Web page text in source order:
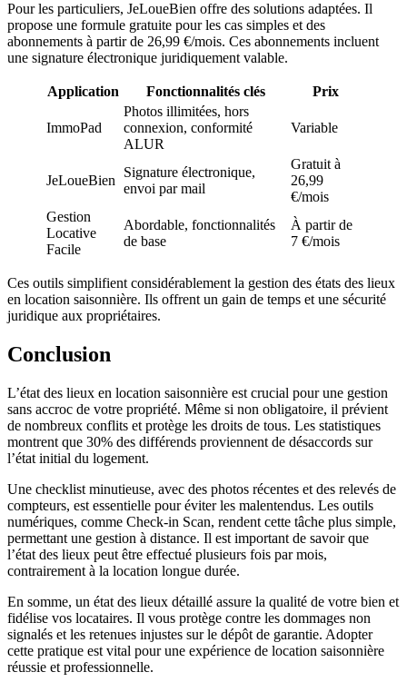
Pour les particuliers, JeLoueBien offre des solutions adaptées. Il
propose une formule gratuite pour les cas simples et des
abonnements à partir de 26,99 €/mois. Ces abonnements incluent
une signature électronique juridiquement valable.
Application Fonctionnalités clés Prix
ImmoPad
Photos illimitées, hors
connexion, conformité
ALUR
Variable
JeLoueBien
Signature électronique,
envoi par mail
Gratuit à
26,99
€/mois
Gestion
Locative
Facile
Abordable, fonctionnalités
de base
À partir de
7 €/mois
Ces outils simplifient considérablement la gestion des états des lieux
en location saisonnière. Ils offrent un gain de temps et une sécurité
juridique aux propriétaires.
Conclusion
L’état des lieux en location saisonnière est crucial pour une gestion
sans accroc de votre propriété. Même si non obligatoire, il prévient
de nombreux conflits et protège les droits de tous. Les statistiques
montrent que 30% des différends proviennent de désaccords sur
l’état initial du logement.
Une checklist minutieuse, avec des photos récentes et des relevés de
compteurs, est essentielle pour éviter les malentendus. Les outils
numériques, comme Check-in Scan, rendent cette tâche plus simple,
permettant une gestion à distance. Il est important de savoir que
l’état des lieux peut être effectué plusieurs fois par mois,
contrairement à la location longue durée.
En somme, un état des lieux détaillé assure la qualité de votre bien et
fidélise vos locataires. Il vous protège contre les dommages non
signalés et les retenues injustes sur le dépôt de garantie. Adopter
cette pratique est vital pour une expérience de location saisonnière
réussie et professionnelle.